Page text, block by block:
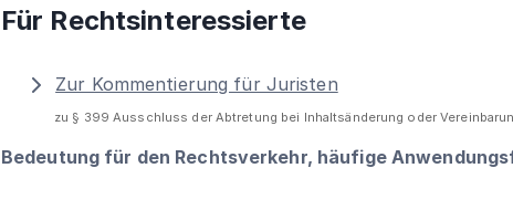
Für Rechtsinteressierte
Zur Kommentierung für Juristen
zu § 399 Ausschluss der Abtretung bei Inhaltsänderung oder
Bedeutung für den Rechtsverkehr, häufige